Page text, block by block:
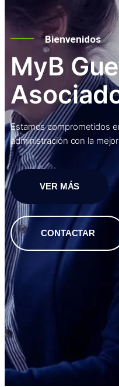
Bienvenidos
MyB
Estamos comprometidos
administración con la
VER MÁS
CONTACTAR